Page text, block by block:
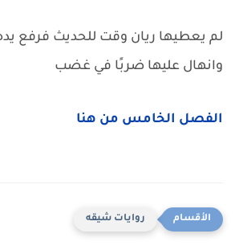
لم يعطيها ريان وقت للحديث فرفع
وانهال عليها ضربًا في غضب
الفصل الخامس من هنا
روايات شيقه